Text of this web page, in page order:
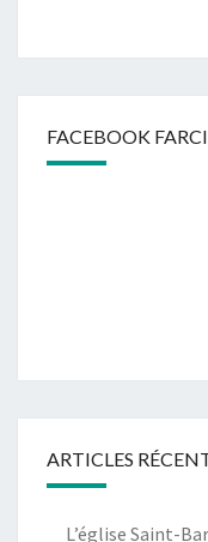
FACEBOOK
ARTICLES
L’église Saint-